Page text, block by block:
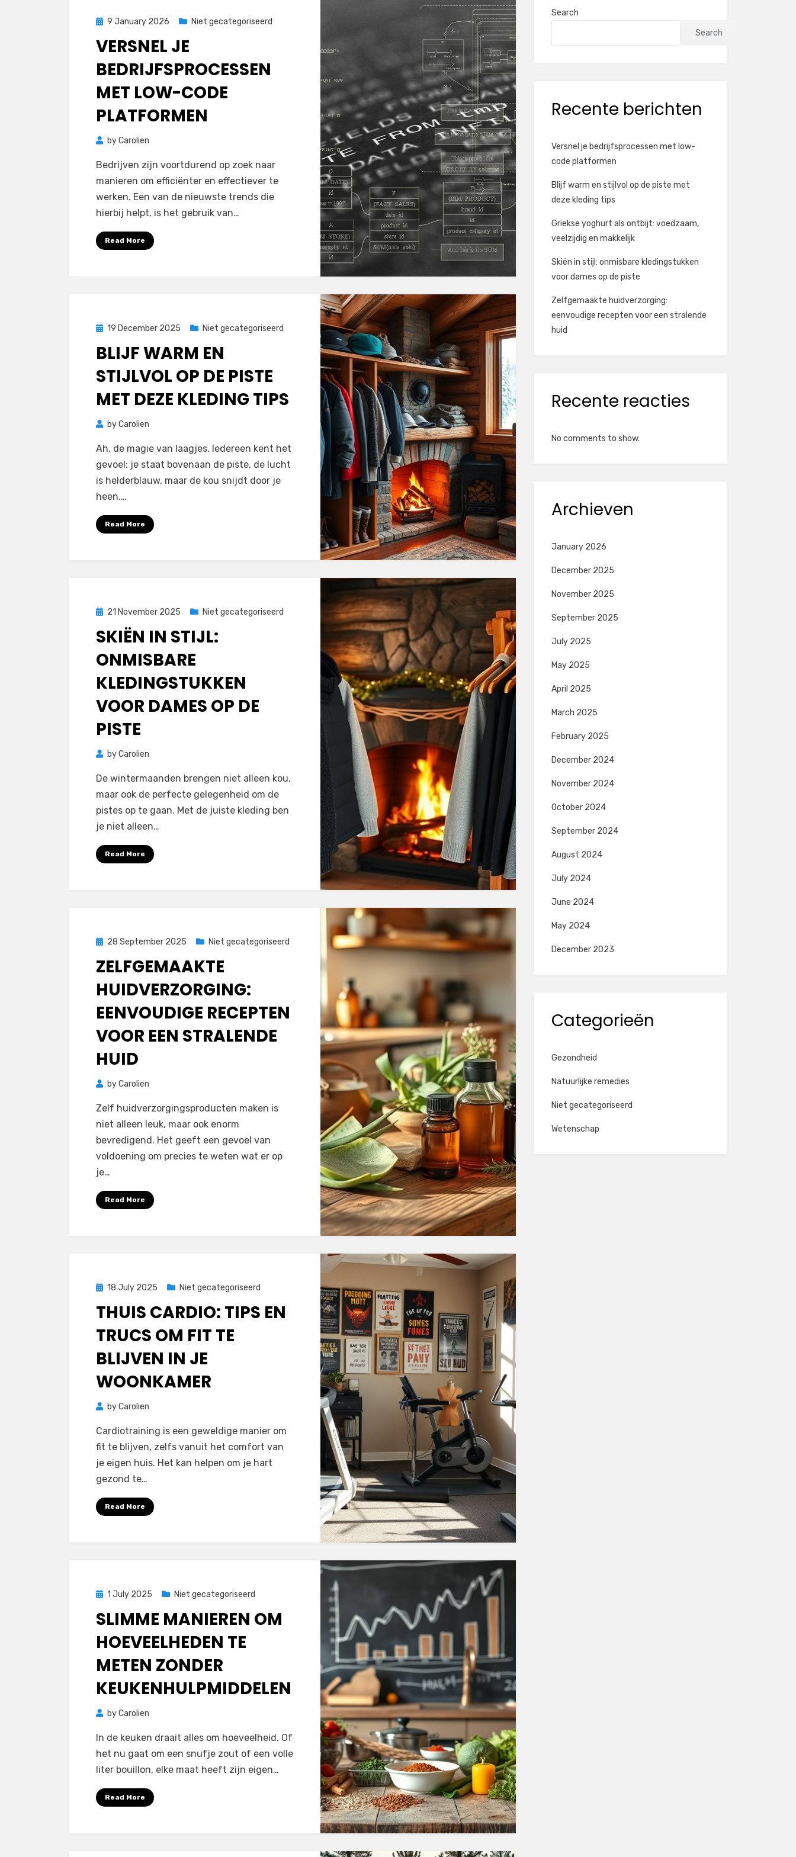
Posted
9 January 2026 Niet gecategoriseerd
VERSNEL JE
BEDRIJFSPROCESSEN
MET LOW-CODE
PLATFORMEN
byCarolien
Bedrijven zijn voortdurend op zoek naar
manieren om efficiënter en effectiever te
werken. Een van de nieuwste trends die
hierbij helpt, is het gebruik van…
Read More
Posted
19 December 2025 Niet gecategoriseerd
BLIJF WARM EN
STIJLVOL OP DE PISTE
MET DEZE KLEDING TIPS
byCarolien
Ah, de magie van laagjes. Iedereen kent het
gevoel: je staat bovenaan de piste, de lucht
is helderblauw, maar de kou snijdt door je
heen.…
Read More
Posted
21 November 2025 Niet gecategoriseerd
SKIËN IN STIJL:
ONMISBARE
KLEDINGSTUKKEN
VOOR DAMES OP DE
PISTE
byCarolien
De wintermaanden brengen niet alleen kou,
maar ook de perfecte gelegenheid om de
pistes op te gaan. Met de juiste kleding ben
je niet alleen…
Read More
Posted
28 September 2025 Niet gecategoriseerd
ZELFGEMAAKTE
HUIDVERZORGING:
EENVOUDIGE RECEPTEN
VOOR EEN STRALENDE
HUID
byCarolien
Zelf huidverzorgingsproducten maken is
niet alleen leuk, maar ook enorm
bevredigend. Het geeft een gevoel van
voldoening om precies te weten wat er op
je…
Read More
Posted
18 July 2025 Niet gecategoriseerd
THUIS CARDIO: TIPS EN
TRUCS OM FIT TE
BLIJVEN IN JE
WOONKAMER
byCarolien
Cardiotraining is een geweldige manier om
fit te blijven, zelfs vanuit het comfort van
je eigen huis. Het kan helpen om je hart
gezond te…
Read More
Posted
1 July 2025 Niet gecategoriseerd
SLIMME MANIEREN OM
HOEVEELHEDEN TE
METEN ZONDER
KEUKENHULPMIDDELEN
byCarolien
In de keuken draait alles om hoeveelheid. Of
het nu gaat om een snufje zout of een volle
liter bouillon, elke maat heeft zijn eigen…
Read More
Search
Search
Recente berichten
Versnel je bedrijfsprocessen met low-
code platformen
Blijf warm en stijlvol op de piste met
deze kleding tips
Griekse yoghurt als ontbijt: voedzaam,
veelzijdig en makkelijk
Skiën in stijl: onmisbare kledingstukken
voor dames op de piste
Zelfgemaakte huidverzorging:
eenvoudige recepten voor een stralende
huid
Recente reacties
No comments to show.
Archieven
January 2026
December 2025
November 2025
September 2025
July 2025
May 2025
April 2025
March 2025
February 2025
December 2024
November 2024
October 2024
September 2024
August 2024
July 2024
June 2024
May 2024
December 2023
Categorieën
Gezondheid
Natuurlijke remedies
Niet gecategoriseerd
Wetenschap